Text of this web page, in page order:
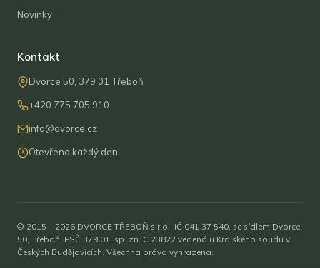
Novinky
Kontakt
Dvorce 50, 379 01 Třeboň
+420 775 705 910
info@dvorce.cz
Otevřeno každý den
© 2015 – 2026 DVORCE TŘEBOŇ s.r.o., IČ 041 37 540, se sídlem Dvorce
50, Třeboň, PSČ 379 01, sp. zn. C 23822 vedená u Krajského soudu v
Českých Budějovicích. Všechna práva vyhrazena.